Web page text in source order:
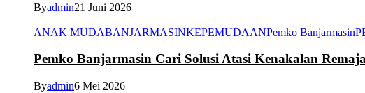
Byadmin21 Juni 2026
ANAK MUDABANJARMASINKEPEMUDAANPemko Banjarmasin
Pemko Banjarmasin Cari Solusi Atasi Kenakalan
Byadmin6 Mei 2026